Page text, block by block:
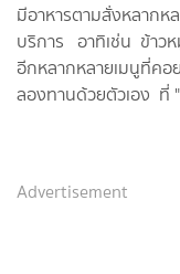
มีอาหารตามสั่งหลากห
บริการ อาทิเช่น ข้าวห
อีกหลากหลายเมนูที่คอ
ลองทานด้วยตัวเอง ที่
Advertisement